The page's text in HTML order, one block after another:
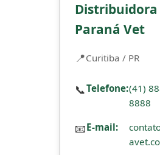
Distribuidora
Paraná Vet
Curitiba / PR
📞Telefone:(41)
8888
📧E-mail: